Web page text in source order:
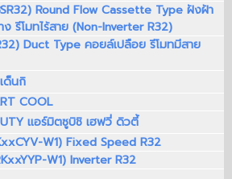
Round Flow Cassette Type ฝังฝ้า
รีโมทไร้สาย (Non-Inverter R32)
Duct Type คอยล์เปลือย รีโมทมีสาย
ด็นกิ
COOL
แอร์มิตซูบิชิ เฮฟวี่ ดิวตี้
W1) Fixed Speed R32
W1) Inverter R32